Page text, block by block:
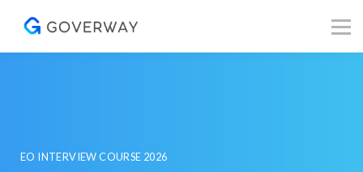
EO INTERVIEW COURSE 2026